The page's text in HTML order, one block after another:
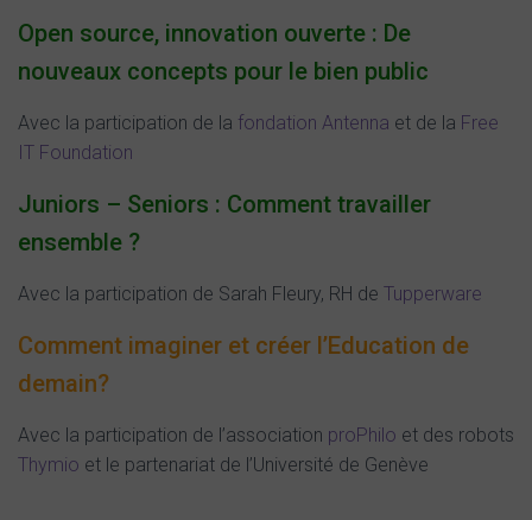
Open source, innovation ouverte : De
nouveaux concepts pour le bien public
Avec la participation de la fondation Antenna et de la Free
IT Foundation
Juniors – Seniors : Comment travailler
ensemble ?
Avec la participation de Sarah Fleury, RH de Tupperware
Comment imaginer et créer l’Education de
demain?
Avec la participation de l’association proPhilo et des robots
Thymio et le partenariat de l’Université de Genève